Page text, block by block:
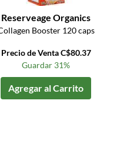
Reserveage Organics
Booster 120 caps
Precio de Venta C$80.37
Guardar 31%
Agregar al Carrito